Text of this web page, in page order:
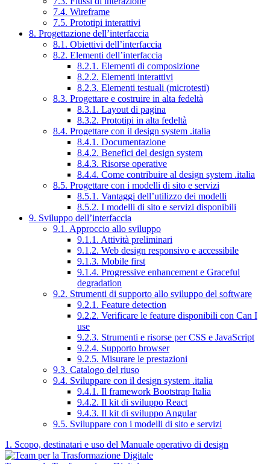
7.4. Wireframe
7.5. Prototipi interattivi
8. Progettazione dell’interfaccia
8.1. Obiettivi dell’interfaccia
8.2. Elementi dell’interfaccia
8.2.1. Elementi di composizione
8.2.2. Elementi interattivi
8.2.3. Elementi testuali (microtesti)
8.3. Progettare e costruire in alta fedeltà
8.3.1. Layout di pagina
8.3.2. Prototipi in alta fedeltà
8.4. Progettare con il design system .italia
8.4.1. Documentazione
8.4.2. Benefici del design system
8.4.3. Risorse operative
8.4.4. Come contribuire al design system .italia
8.5. Progettare con i modelli di sito e servizi
8.5.1. Vantaggi dell’utilizzo dei modelli
8.5.2. I modelli di sito e servizi disponibili
9. Sviluppo dell’interfaccia
9.1. Approccio allo sviluppo
9.1.1. Attività preliminari
9.1.2. Web design responsivo e accessibile
9.1.3. Mobile first
9.1.4. Progressive enhancement e Graceful
degradation
9.2. Strumenti di supporto allo sviluppo del software
9.2.1. Feature detection
9.2.2. Verificare le feature disponibili con Can I
use
9.2.3. Strumenti e risorse per CSS e JavaScript
9.2.4. Supporto browser
9.2.5. Misurare le prestazioni
9.3. Catalogo del riuso
9.4. Sviluppare con il design system .italia
9.4.1. Il framework Bootstrap Italia
9.4.2. Il kit di sviluppo React
9.4.3. Il kit di sviluppo Angular
9.5. Sviluppare con i modelli di sito e servizi
1. Scopo, destinatari e uso del Manuale operativo di design